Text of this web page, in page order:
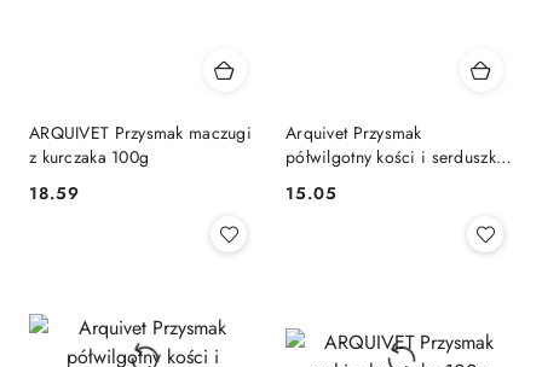
ARQUIVET Przysmak maczugi
z kurczaka 100g
Cena:
18.59
Arquivet Przysmak
półwilgotny kości i serduszka
Cena:
15.05